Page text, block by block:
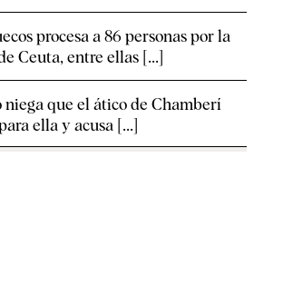
procesa a 86 personas por la
Ceuta, entre ellas [...]
niega que el ático de Chamberí
ella y acusa [...]